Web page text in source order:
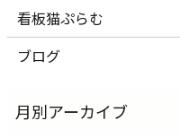
看板猫ぷらむ
ブログ